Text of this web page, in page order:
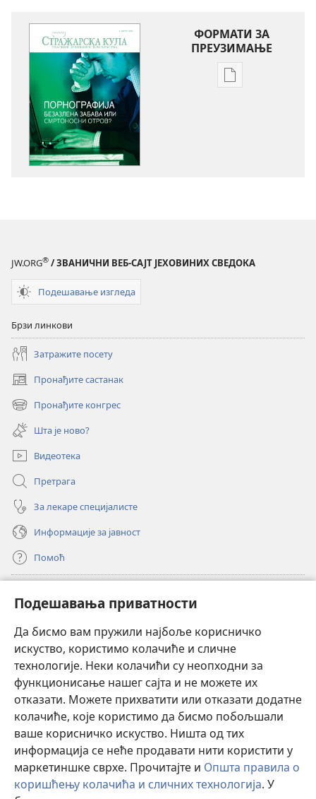
Подешавања приватности
Да бисмо вам пружили најбоље корисничко
искуство, користимо колачиће и сличне
технологије. Неки колачићи су неопходни за
функционисање нашег сајта и не можете их
отказати. Можете прихватити или отказати додатне
колачиће, које користимо да бисмо побољшали
ваше корисничко искуство. Ништа од тих
информација се неће продавати нити користити у
маркетиншке сврхе. Прочитајте и Општа правила о
коришћењу колачића и сличних технологија. У
ФОРМАТИ ЗА
ПРЕУЗИМАЊЕ
Формати
или
JW.ORG® / ЗВАНИЧНИ ВЕБ-САЈТ ЈЕХОВИНИХ СВЕДОКА
Подешавање изгледа
Брзи линкови
Затражите посету
Пронађите састанак
(отвара
нови
прозор)
Пронађите конгрес
(отвара
нови
прозор)
Шта је ново?
Видеотека
Претрага
За лекаре специјалисте
Информације за јавност
Помоћ
(отвара
нови
прозор)ОНЛАЈН БИБЛИОТЕКА Watchtower
(отвара
нови
прозор)JW Hub®
(отвара
нови
прозор)JW Library
Watchtower Library ®